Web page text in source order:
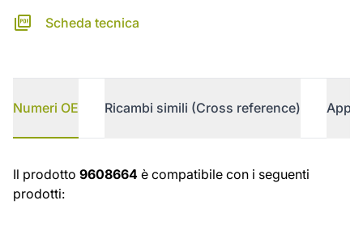
Scheda tecnica
Numeri OE Ricambi simili (Cross reference)
Numeri OE
Il prodotto 9608664 è compatibile con i seguenti
prodotti: